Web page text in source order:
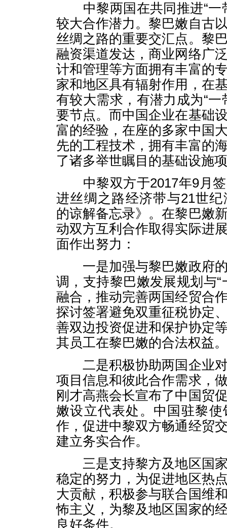
中黎两国在共同推进“一
较大合作潜力。黎巴嫩自古
丝绸之路的重要交汇点。黎
融资渠道发达，商业网络广
计和管理等方面拥有丰富的
家和地区具有辐射作用，在
有较大需求，有潜力成为“一
要节点。而中国企业在基础
富的经验，在座的多家中国
先的工程技术，拥有丰富的
了诸多举世瞩目的基础设施
中黎双方于2017年9月签
进丝绸之路经济带与21世
的谅解备忘录》。在黎巴嫩
动双方互利合作取得实际进
面作出努力：
一是加强与黎巴嫩政府的
调，支持黎巴嫩发展规划与“
融合，推动完善两国经贸合
探讨签署避免双重征税协定
善双边投资促进和保护协定
其员工在黎巴嫩的合法权益。
二是积极协助两国企业对
项目信息和彼此合作需求，
刚才高燕会长宣布了中国贸
嫩设立代表处。中国驻黎
作，促进中黎双方畅通经贸
建立务实合作。
三是支持黎方及地区国家
稳定的努力，为促进地区热
大贡献，积极参与联合国维
怖主义，为黎及地区国家的
良好条件。